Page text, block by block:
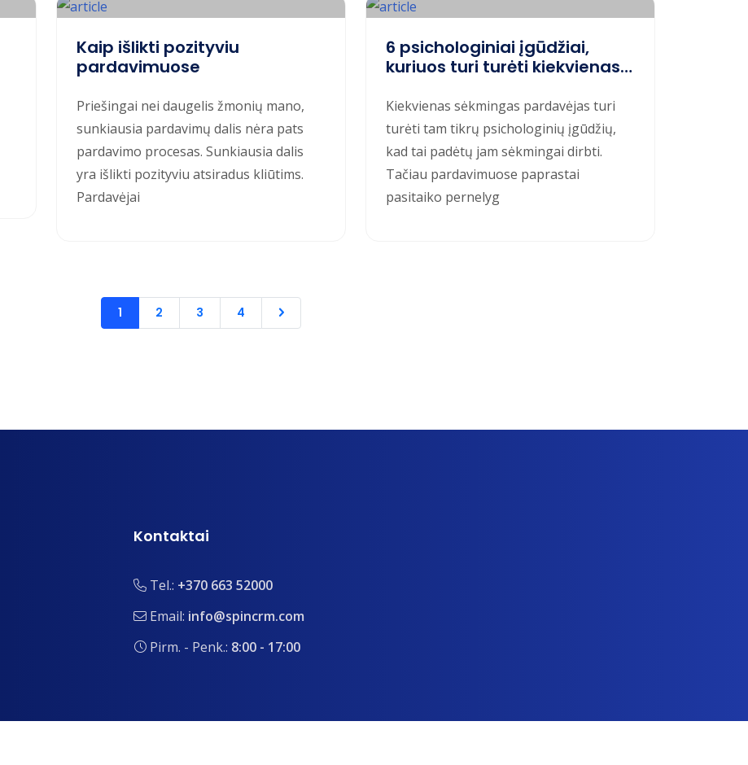
Kaip išlikti pozityviu
pardavimuose
Priešingai nei daugelis žmonių mano,
sunkiausia pardavimų dalis nėra pats
pardavimo procesas. Sunkiausia dalis
yra išlikti pozityviu atsiradus kliūtims.
Pardavėjai
6 psichologiniai įgūdžiai,
kuriuos turi turėti kiekvienas
Kiekvienas sėkmingas pardavėjas turi
turėti tam tikrų psichologinių įgūdžių,
kad tai padėtų jam sėkmingai dirbti.
Tačiau pardavimuose paprastai
pasitaiko pernelyg
1 2 3 4
Kontaktai
Tel.: +370 663 52000
Email: info@spincrm.com
Pirm. - Penk.: 8:00 - 17:00